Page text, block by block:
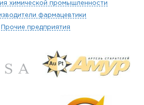
химической промышленности
фармацевтики
Прочие предприятия